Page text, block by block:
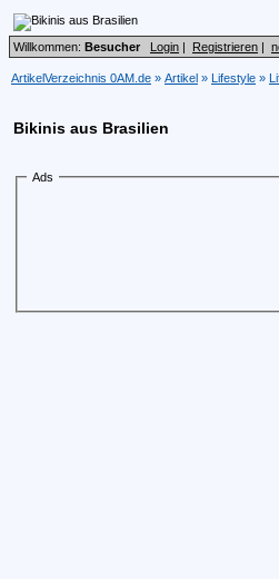
Willkommen: Besucher Login | Registrieren |
ArtikelVerzeichnis 0AM.de » Artikel » Lifestyle »
Bikinis aus Brasilien
Ads